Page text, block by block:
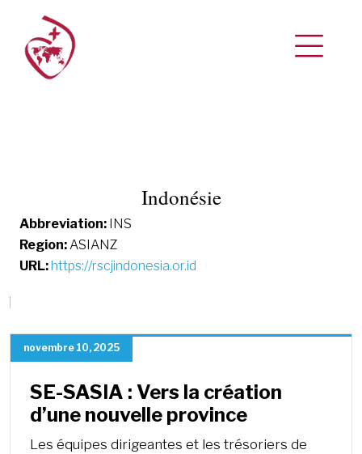
Indonésie
Abbreviation: INS
Region:ASIANZ
URL:https://rscjindonesia.or.id
novembre 10, 2025
SE-SASIA : Vers la création
d’une nouvelle province
Les équipes dirigeantes et les trésoriers de